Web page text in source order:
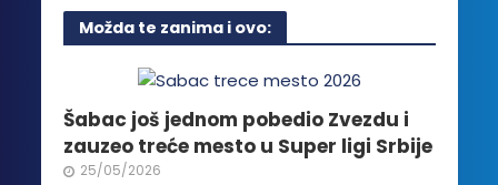
više
varijanti.
Opcije
mogu
biti
izabrane
na
Možda te zanima i ovo:
Šabac još jednom pobedio Zvezdu i
zauzeo treće mesto u Super ligi Srbije
25/05/2026